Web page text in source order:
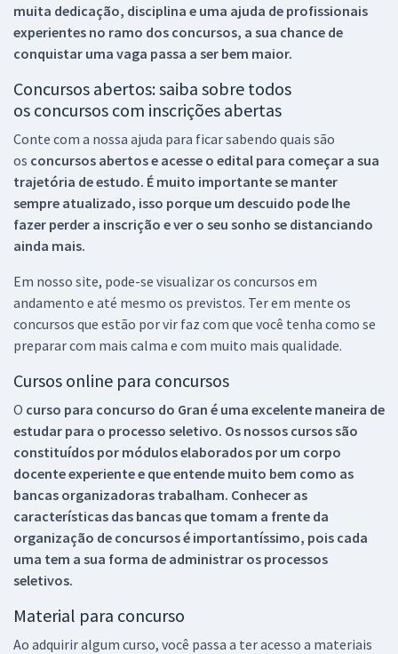
muita dedicação, disciplina e uma ajuda de profissionais
experientes no ramo dos concursos, a sua chance de
conquistar uma vaga passa a ser bem maior.
Concursos abertos: saiba sobre todos
os concursos com inscrições abertas
Conte com a nossa ajuda para ficar sabendo quais são
os concursos abertos e acesse o edital para começar a sua
trajetória de estudo. É muito importante se manter
sempre atualizado, isso porque um descuido pode lhe
fazer perder a inscrição e ver o seu sonho se distanciando
ainda mais.
Em nosso site, pode-se visualizar os concursos em
andamento e até mesmo os previstos. Ter em mente os
concursos que estão por vir faz com que você tenha como se
preparar com mais calma e com muito mais qualidade.
Cursos online para concursos
O curso para concurso do Gran é uma excelente maneira de
estudar para o processo seletivo. Os nossos cursos são
constituídos por módulos elaborados por um corpo
docente experiente e que entende muito bem como as
bancas organizadoras trabalham. Conhecer as
características das bancas que tomam a frente da
organização de concursos é importantíssimo, pois cada
uma tem a sua forma de administrar os processos
seletivos.
Material para concurso
Ao adquirir algum curso, você passa a ter acesso a materiais